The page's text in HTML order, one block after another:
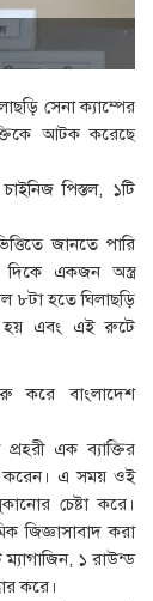
সেনা ক্যাম্পের
আটক করেছে
পিস্তল, ১টি
জানতে পারি
দিকে একজন অস্ত্র
৮টা হতে ঘিলাছড়ি
হয় এবং এই রুটে
করে বাংলাদেশ
এক ব্যাক্তির
করেন। এ সময় ওই
চেষ্টা করে।
জিজ্ঞাসাবাদ করা
ম্যাগাজিন, ১ রাউন্ড
করে।